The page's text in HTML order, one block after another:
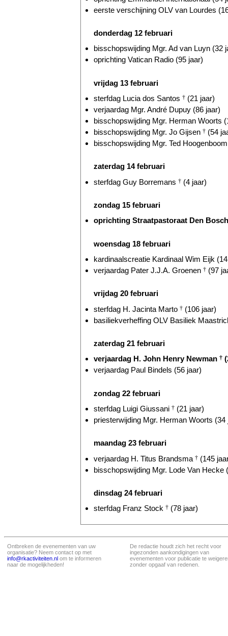
eerste verschijning OLV van Lourdes
donderdag 12 februari
bisschopswijding Mgr. Ad van Luyn (32
oprichting Vatican Radio (95 jaar)
vrijdag 13 februari
sterfdag Lucia dos Santos † (21 jaar)
verjaardag Mgr. André Dupuy (86 jaar)
bisschopswijding Mgr. Herman Woorts
bisschopswijding Mgr. Jo Gijsen † (54
bisschopswijding Mgr. Ted
zaterdag 14 februari
sterfdag Guy Borremans † (4 jaar)
zondag 15 februari
oprichting Straatpastoraat Den
woensdag 18 februari
kardinaalscreatie Kardinaal Wim Eijk
verjaardag Pater J.J.A. Groenen † (97
vrijdag 20 februari
sterfdag H. Jacinta Marto † (106 jaar)
basiliekverheffing OLV Basiliek
zaterdag 21 februari
verjaardag H. John Henry Newman †
verjaardag Paul Bindels (56 jaar)
zondag 22 februari
sterfdag Luigi Giussani † (21 jaar)
priesterwijding Mgr. Herman Woorts (34
maandag 23 februari
verjaardag H. Titus Brandsma † (145
bisschopswijding Mgr. Lode Van Hecke
dinsdag 24 februari
sterfdag Franz Stock † (78 jaar)
Ontbreken de evenementen van uw
organisatie? Neem contact op met
info@rkactiviteiten.nl om te informeren
naar de mogelijkheden!
De redactie houdt zich het recht voor
ingezonden aankondigingen van
evenementen voor publicatie te
zonder opgaaf van redenen.